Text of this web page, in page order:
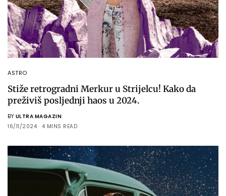
ASTRO
Stiže retrogradni Merkur u Strijelcu! Kako da
preživiš posljednji haos u 2024.
BY ULTRA MAGAZIN
16/11/2024
4 MINS READ